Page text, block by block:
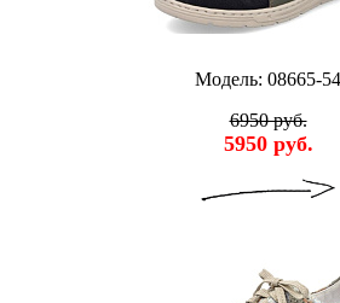
Модель: 08665-54
6950 руб.
5950 руб.